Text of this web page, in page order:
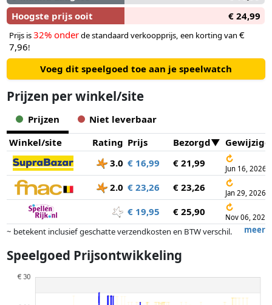
Hoogste prijs ooit
€ 24,99
Prijs is32% onderde standaard verkoopprijs, een korting van €
7,96!
Voeg dit speelgoed toe aan je speelwatch
Prijzen per winkel/site
Prijzen
Niet leverbaar
Winkel/site
Rating Prijs Bezorgd
Gewijzigd
3.0 € 16,99 € 21,99 ↻
Jun 16, 2026
2.0 € 23,26 € 23,26 ↻
Jan 29, 2026
€ 19,95 € 25,90 ↻
Nov 06, 2025
meer
~ betekent inclusief geschatte verzendkosten en BTW verschil.
gewicht.
partners hebben hier geen enkele invoed op. Alleen bij gelijke prijzen
Speelgoed Prijsontwikkeling